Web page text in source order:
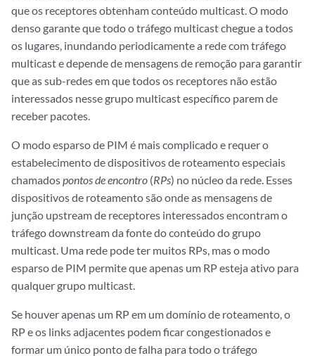
que os receptores obtenham conteúdo multicast. O modo
denso garante que todo o tráfego multicast chegue a todos
os lugares, inundando periodicamente a rede com tráfego
multicast e depende de mensagens de remoção para garantir
que as sub-redes em que todos os receptores não estão
interessados nesse grupo multicast específico parem de
receber pacotes.
O modo esparso de PIM é mais complicado e requer o
estabelecimento de dispositivos de roteamento especiais
chamadospontos de encontro (RPs) no núcleo da rede. Esses
dispositivos de roteamento são onde as mensagens de
junção upstream de receptores interessados encontram o
tráfego downstream da fonte do conteúdo do grupo
multicast. Uma rede pode ter muitos RPs, mas o modo
esparso de PIM permite que apenas um RP esteja ativo para
qualquer grupo multicast.
Se houver apenas um RP em um domínio de roteamento, o
RP e os links adjacentes podem ficar congestionados e
formar um único ponto de falha para todo o tráfego